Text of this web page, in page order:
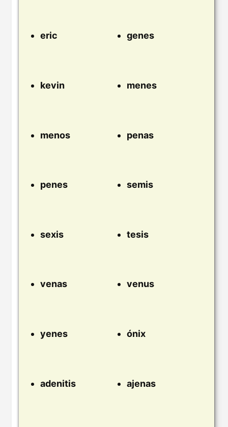
eric genes
kevin menes
menos penas
penes semis
sexis tesis
venas venus
yenes ónix
adenitis ajenas